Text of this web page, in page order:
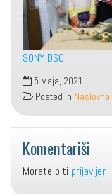
SONY DSC
5 Maja, 2021
Posted in Naslovna,
Komentariši
Morate biti prijavljeni